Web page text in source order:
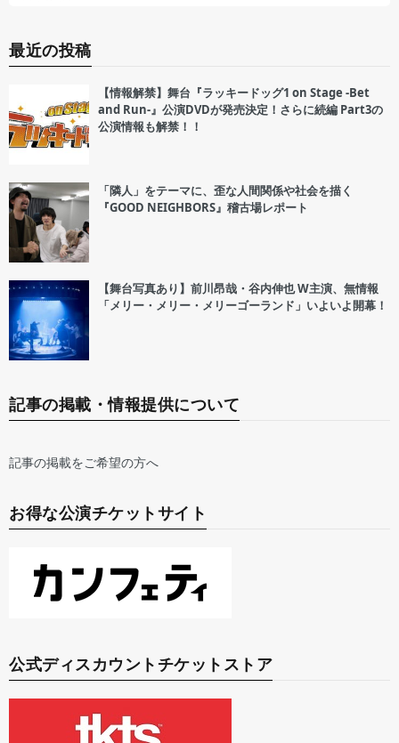
最近の投稿
【情報解禁】舞台『ラッキードッグ1 on Stage -Bet
and Run-』公演DVDが発売決定！さらに続編 Part3の
公演情報も解禁！！
「隣人」をテーマに、歪な人間関係や社会を描く
『GOOD NEIGHBORS』稽古場レポート
【舞台写真あり】前川昂哉・谷内伸也 W主演、無情報
「メリー・メリー・メリーゴーランド」いよいよ開幕！
記事の掲載・情報提供について
記事の掲載をご希望の方へ
お得な公演チケットサイト
公式ディスカウントチケットストア